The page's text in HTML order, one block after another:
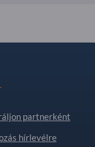
partnerként
hírlevélre